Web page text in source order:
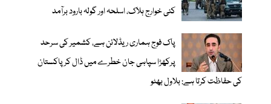
کئی خوارج ہلاک، اسلحہ اور گولہ بارود برآمد
پاک فوج ہماری ریڈلائن ہے، کشمیر کی سرحد
پرکھڑا سپاہی جان خطرے میں ڈال کر پاکستان
کی حفاظت کرتا ہے: بلاول بھٹو